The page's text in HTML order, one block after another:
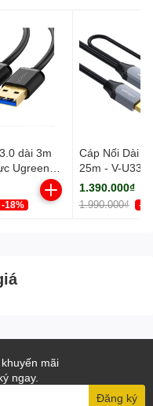
dài 3m
Ugreen
-18%
Cáp Nối Dài
25m - V-U334
1.390.000₫
1.990.000₫ -
mãi
ngay.
Đăng ký